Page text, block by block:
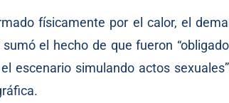
físicamente por el calor, el
el hecho de que fueron
escenario simulando actos